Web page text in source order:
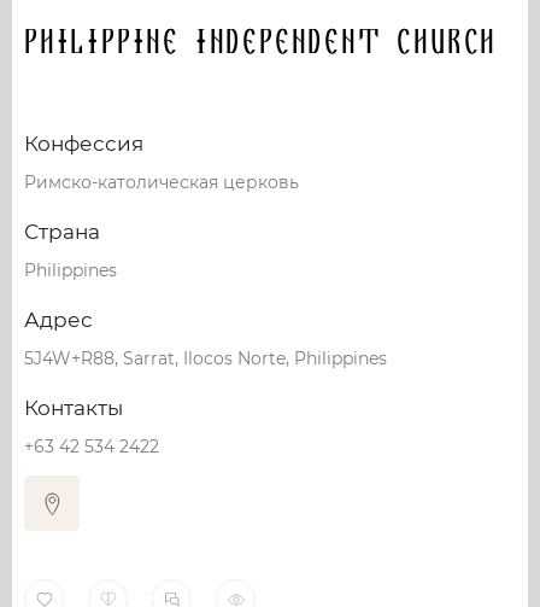
Philippine Independent Church
Конфессия
Римско-католическая церковь
Страна
Philippines
Адрес
5J4W+R88, Sarrat, Ilocos Norte, Philippines
Контакты
+63 42 534 2422